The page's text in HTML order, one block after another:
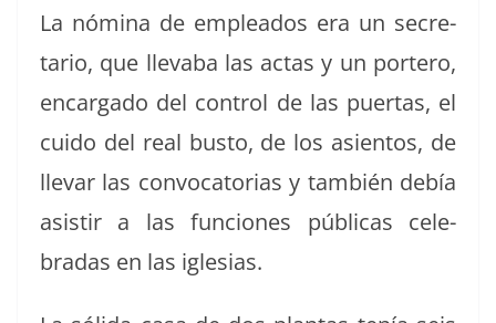
La nómi­na de emplea­d­os era un sec­re­
tario, que llev­a­ba las actas y un portero,
encar­ga­do del con­trol de las puer­tas, el
cui­do del real bus­to, de los asien­tos, de
lle­var las con­vo­ca­to­rias y tam­bién debía
asi­s­tir a las fun­ciones públi­cas cel­e­
bradas en las iglesias.